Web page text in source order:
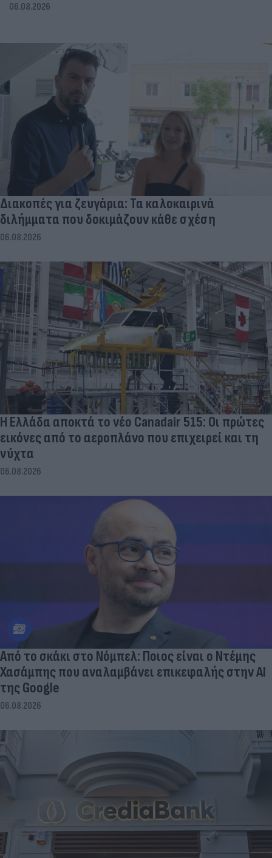
06.08.2026
Διακοπές για ζευγάρια: Τα καλοκαιρινά
διλήμματα που δοκιμάζουν κάθε σχέση
06.08.2026
Η Ελλάδα αποκτά το νέο Canadair 515: Οι πρώτες
εικόνες από το αεροπλάνο που επιχειρεί και τη
νύχτα
06.08.2026
Από το σκάκι στο Νόμπελ: Ποιος είναι ο Ντέμης
Χασάμπης που αναλαμβάνει επικεφαλής στην ΑΙ
της Google
06.08.2026